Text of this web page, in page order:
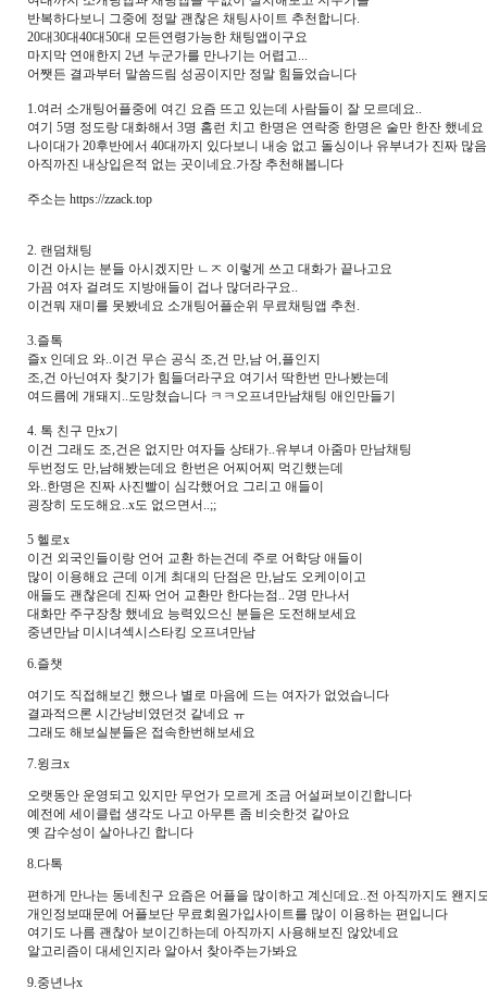
반복하다보니 그중에 정말 괜찮은 채팅사이트 추천합니다.
20대30대40대50대 모든연령가능한 채팅앱이구요
마지막 연애한지 2년 누군가를 만나기는 어렵고...
어쨋든 결과부터 말씀드림 성공이지만 정말 힘들었습니다
1.여러 소개팅어플중에 여긴 요즘 뜨고 있는데 사람들이 잘 모르데요..
여기 5명 정도랑 대화해서 3명 홈런 치고 한명은 연락중 한명은 술만 한잔 했네요
나이대가 20후반에서 40대까지 있다보니 내숭 없고 돌싱이나 유부녀가 진짜 많음
아직까진 내상입은적 없는 곳이네요.가장 추천해봅니다
주소는 https://zzack.top
2. 랜덤채팅
이건 아시는 분들 아시겠지만 ㄴㅈ 이렇게 쓰고 대화가 끝나고요
가끔 여자 걸려도 지방애들이 겁나 많더라구요..
이건뭐 재미를 못봤네요 소개팅어플순위 무료채팅앱 추천.
3.즐톡
즐x 인데요 와..이건 무슨 공식 조,건 만,남 어,플인지
조,건 아닌여자 찾기가 힘들더라구요 여기서 딱한번 만나봤는데
여드름에 개돼지..도망쳤습니다 ㅋㅋ오프녀만남채팅 애인만들기
4. 톡 친구 만x기
이건 그래도 조,건은 없지만 여자들 상태가..유부녀 아줌마 만남채팅
두번정도 만,남해봤는데요 한번은 어찌어찌 먹긴했는데
와..한명은 진짜 사진빨이 심각했어요 그리고 애들이
굉장히 도도해요..x도 없으면서..;;
5 헬로x
이건 외국인들이랑 언어 교환 하는건데 주로 어학당 애들이
많이 이용해요 근데 이게 최대의 단점은 만,남도 오케이이고
애들도 괜찮은데 진짜 언어 교환만 한다는점.. 2명 만나서
대화만 주구장창 했네요 능력있으신 분들은 도전해보세요
중년만남 미시녀섹시스타킹 오프녀만남
6.즐챗
여기도 직접해보긴 했으나 별로 마음에 드는 여자가 없었습니다
결과적으론 시간낭비였던것 같네요 ㅠ
그래도 해보실분들은 접속한번해보세요
7.윙크x
오랫동안 운영되고 있지만 무언가 모르게 조금 어설퍼보이긴합니다
예전에 세이클럽 생각도 나고 아무튼 좀 비슷한것 같아요
옛 감수성이 살아나긴 합니다
8.다톡
편하게 만나는 동네친구 요즘은 어플을 많이하고 계신데요..전 아직까지도 왠지
개인정보때문에 어플보단 무료회원가입사이트를 많이 이용하는 편입니다
여기도 나름 괜찮아 보이긴하는데 아직까지 사용해보진 않았네요
알고리즘이 대세인지라 알아서 찾아주는가봐요
9.중년나x